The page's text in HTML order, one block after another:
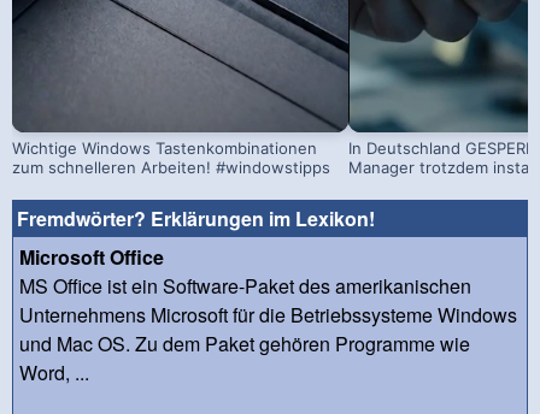
Wichtige Windows Tastenkombinationen
zum schnelleren Arbeiten! #windowstipps
In Deutschland
Manager trotzdem
Fremdwörter? Erklärungen im Lexikon!
Microsoft Office
MS Office ist ein Software-Paket des amerikanischen
Unternehmens Microsoft für die Betriebssysteme Windows
und Mac OS. Zu dem Paket gehören Programme wie
Word, ...